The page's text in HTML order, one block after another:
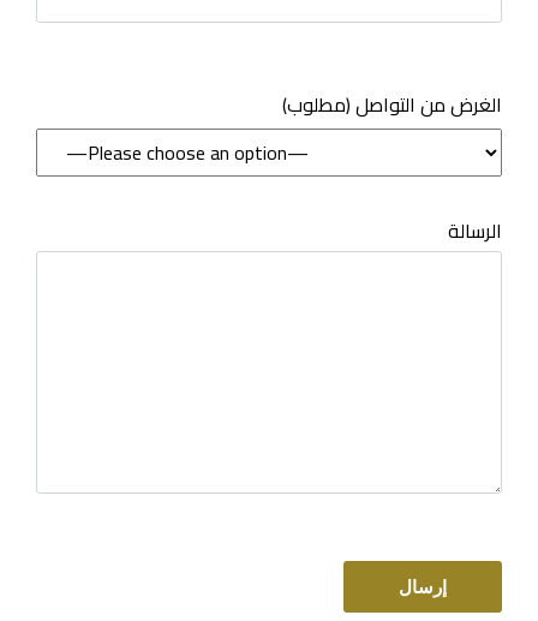
(مطلوب) الغرض من التواصل
الرسالة